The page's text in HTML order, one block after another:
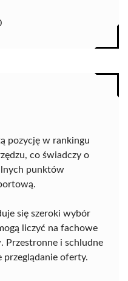
pozycję w rankingu
co świadczy o
punktów
się szeroki wybór
liczyć na fachowe
Przestronne i schludne
oferty.